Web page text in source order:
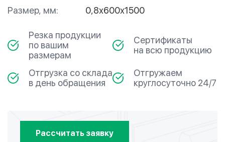
Размер, мм: 0,8х600х1500
Резка продукции
по вашим
размерам
Сертификаты
на всю продукцию
Отгрузка со склада
в день обращения
Отгружаем
круглосуточно 24/7
Рассчитать заявку